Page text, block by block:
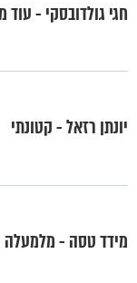
חגי גולדובסקי - עוד
יונתן רזאל - קטונתי
מידד טסה - מלמעלה